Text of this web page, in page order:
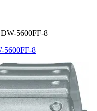
5600FF-8